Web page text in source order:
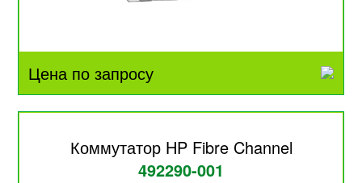
Цена по запросу
Коммутатор HP Fibre Channel
492290-001